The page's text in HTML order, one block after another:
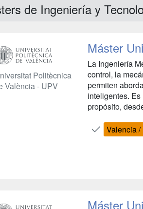
de Ingeniería y
Politècnica
València - UPV
Máster
La Ingeniería
control, la
permiten
inteligentes.
propósito,
Valencia
Máster